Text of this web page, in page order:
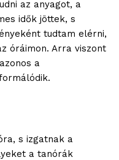
az anyagot, a
idők jöttek, s
tudtam elérni,
óráimon. Arra viszont
a
s izgatnak a
a tanórák